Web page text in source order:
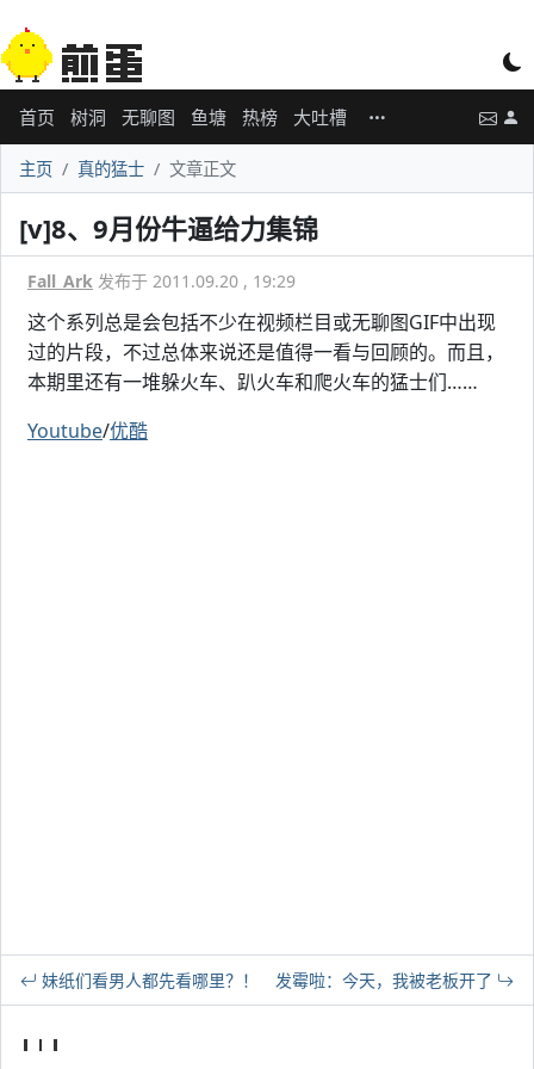
首页 树洞 无聊图 鱼塘 热榜 大吐槽
主页 真的猛士 文章正文
[v]8、9月份牛逼给力集锦
Fall_Ark 发布于 2011.09.20 , 19:29
这个系列总是会包括不少在视频栏目或无聊图GIF中出现
过的片段，不过总体来说还是值得一看与回顾的。而且，
本期里还有一堆躲火车、趴火车和爬火车的猛士们……
Youtube/优酷
妹纸们看男人都先看哪里？！ 发霉啦：今天，我被老板开了